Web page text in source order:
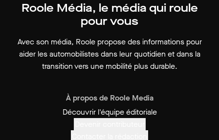
Roole Média, le média qui roule
pour vous
Avec son média, Roole propose des informations pour
aider les automobilistes dans leur quotidien et dans la
transition vers une mobilité plus durable.
À propos de Roole Media
Découvrir l'équipe éditoriale